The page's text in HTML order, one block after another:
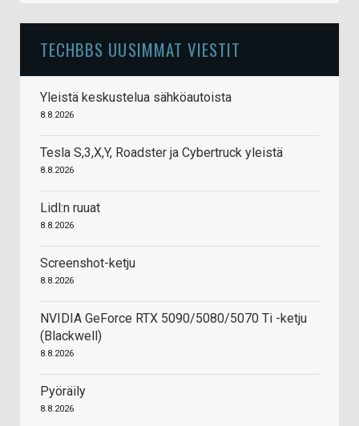
TECHBBS UUSIMMAT VIESTIT
Yleistä keskustelua sähköautoista
8.8.2026
Tesla S,3,X,Y, Roadster ja Cybertruck yleistä
8.8.2026
Lidl:n ruuat
8.8.2026
Screenshot-ketju
8.8.2026
NVIDIA GeForce RTX 5090/5080/5070 Ti -ketju
(Blackwell)
8.8.2026
Pyöräily
8.8.2026